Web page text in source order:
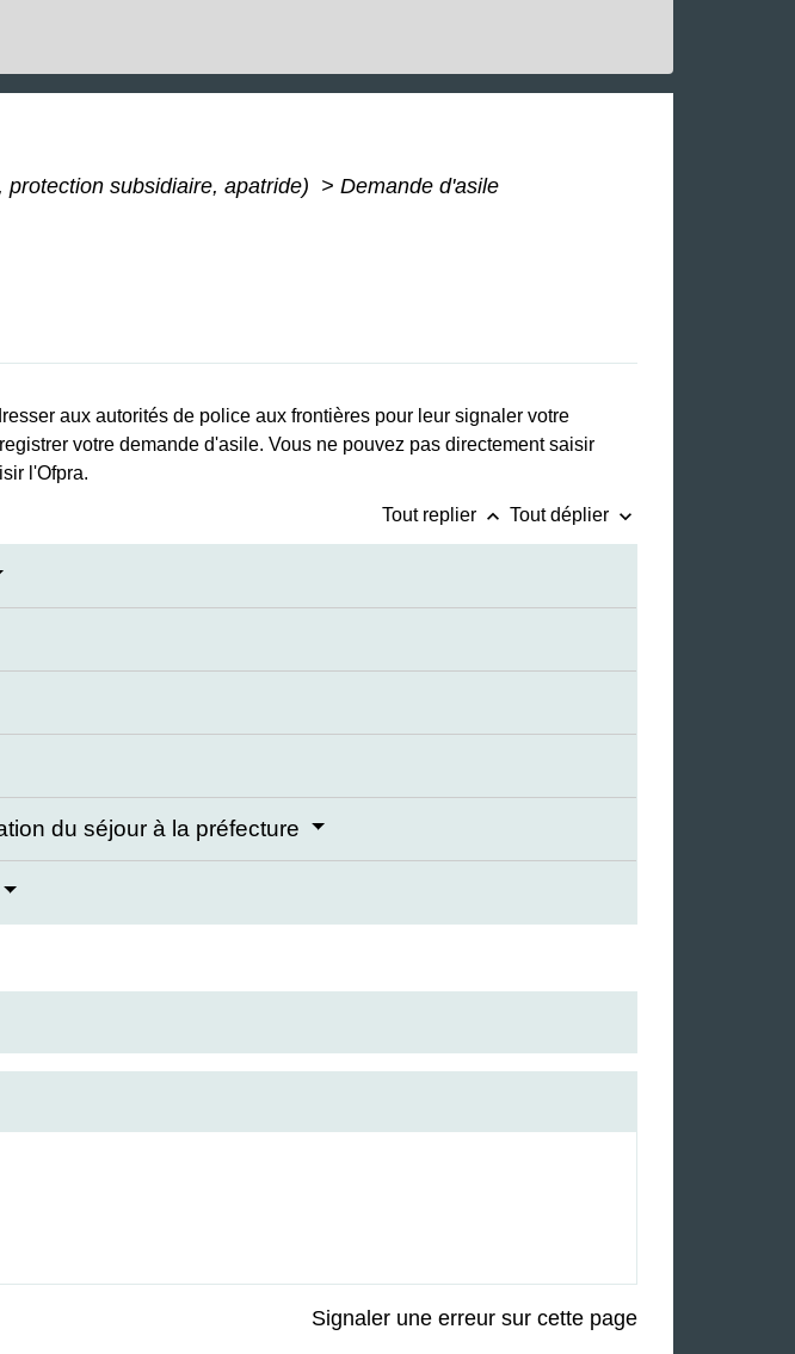
subsidiaire, apatride) > Demande d'asile
aux autorités de police aux frontières pour leur signaler votre
votre demande d'asile. Vous ne pouvez pas directement saisir
l'Ofpra.
Tout replier keyboard_arrow_up Tout déplier keyboard_arrow_down
du séjour à la préfecture
Signaler une erreur sur cette page